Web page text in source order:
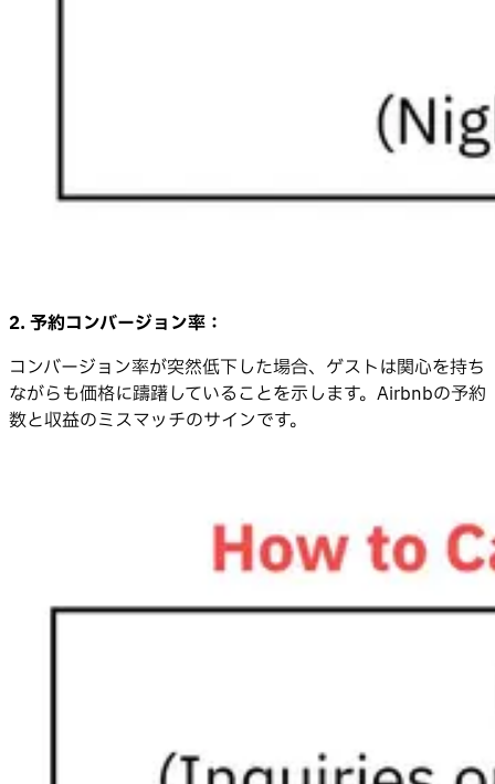
2. 予約コンバージョン率：
コンバージョン率が突然低下した場合、ゲストは関心を持ち
ながらも価格に躊躇していることを示します。Airbnbの予約
数と収益のミスマッチのサインです。